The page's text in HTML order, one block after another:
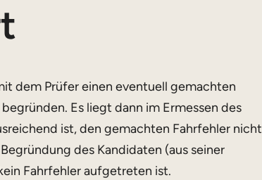
dem Prüfer einen eventuell gemachten
Es liegt dann im Ermessen des
ist, den gemachten Fahrfehler nicht
des Kandidaten (aus seiner
Fahrfehler aufgetreten ist.